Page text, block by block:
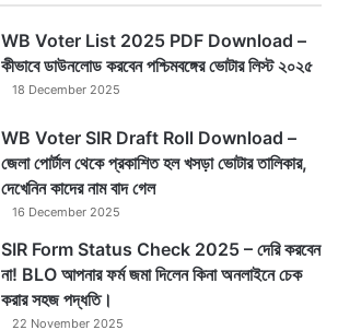
WB Voter List 2025 PDF Download –
কীভাবে ডাউনলোড করবেন পশ্চিমবঙ্গের ভোটার লিস্ট ২০২৫
18 December 2025
WB Voter SIR Draft Roll Download –
জেলা পোর্টাল থেকে প্রকাশিত হল খসড়া ভোটার তালিকার,
দেখেনিন কাদের নাম বাদ গেল
16 December 2025
SIR Form Status Check 2025 – দেরি করবেন
না! BLO আপনার ফর্ম জমা দিলেন কিনা অনলাইনে চেক
করার সহজ পদ্ধতি।
22 November 2025